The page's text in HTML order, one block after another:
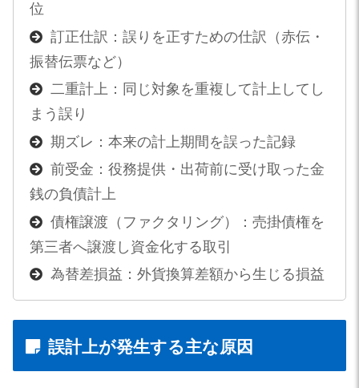
位
訂正仕訳：誤りを正すための仕訳（赤伝・
振替伝票など）
二重計上：同じ対象を重複して計上してし
まう誤り
期ズレ：本来の計上期間を誤った記録
前受金：役務提供・出荷前に受け取った金
銭の負債計上
債権譲渡（ファクタリング）：売掛債権を
第三者へ譲渡し資金化する取引
為替差損益：外貨換算差額から生じる損益
誤計上が発生する主な原因